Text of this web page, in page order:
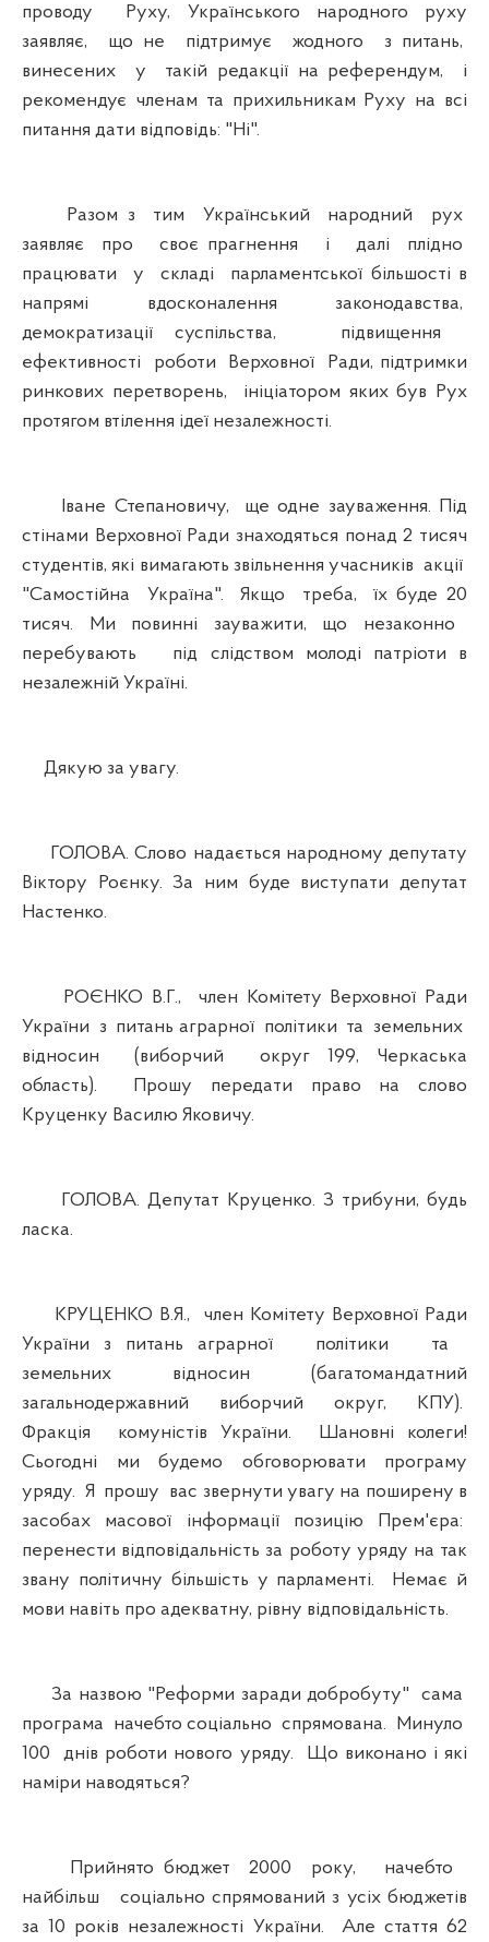
проводу Руху, Українського народного руху
заявляє, що не підтримує жодного з питань,
винесених у такій редакції на референдум, і
рекомендує членам та прихильникам Руху на всі
питання дати відповідь: "Ні".
Разом з тим Український народний рух
заявляє про своє прагнення і далі плідно
працювати у складі парламентської більшості в
напрямі вдосконалення законодавства,
демократизації суспільства, підвищення
ефективності роботи Верховної Ради, підтримки
ринкових перетворень, ініціатором яких був Рух
протягом втілення ідеї незалежності.
Іване Степановичу, ще одне зауваження. Під
стінами Верховної Ради знаходяться понад 2 тисяч
студентів, які вимагають звільнення учасників акції
"Самостійна Україна". Якщо треба, їх буде 20
тисяч. Ми повинні зауважити, що незаконно
перебувають під слідством молоді патріоти в
незалежній Україні.
Дякую за увагу.
ГОЛОВА. Слово надається народному депутату
Віктору Роєнку. За ним буде виступати депутат
Настенко.
РОЄНКО В.Г., член Комітету Верховної Ради
України з питань аграрної політики та земельних
відносин (виборчий округ 199, Черкаська
область). Прошу передати право на слово
Круценку Василю Яковичу.
ГОЛОВА. Депутат Круценко. З трибуни, будь
ласка.
КРУЦЕНКО В.Я., член Комітету Верховної Ради
України з питань аграрної політики та
земельних відносин (багатомандатний
загальнодержавний виборчий округ, КПУ).
Фракція комуністів України. Шановні колеги!
Сьогодні ми будемо обговорювати програму
уряду. Я прошу вас звернути увагу на поширену в
засобах масової інформації позицію Прем'єра:
перенести відповідальність за роботу уряду на так
звану політичну більшість у парламенті. Немає й
мови навіть про адекватну, рівну відповідальність.
За назвою "Реформи заради добробуту" сама
програма начебто соціально спрямована. Минуло
100 днів роботи нового уряду. Що виконано і які
наміри наводяться?
Прийнято бюджет 2000 року, начебто
найбільш соціально спрямований з усіх бюджетів
за 10 років незалежності України. Але стаття 62